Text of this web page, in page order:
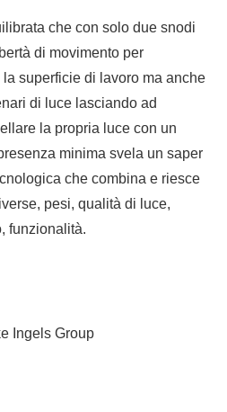
che con solo due snodi
di movimento per
superficie di lavoro ma anche
di luce lasciando ad
la propria luce con un
minima svela un saper
che combina e riesce
pesi, qualità di luce,
funzionalità.
Ingels Group